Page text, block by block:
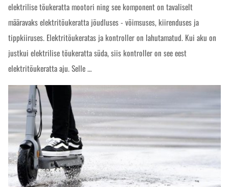
elektrilise tõukeratta mootori ning see komponent on tavaliselt
määravaks elektritõukeratta jõudluses - võimsuses, kiirenduses ja
tippkiiruses. Elektritõukeratas ja kontroller on lahutamatud. Kui aku on
justkui elektrilise tõukeratta süda, siis kontroller on see eest
elektritõukeratta aju. Selle …
READ MORE"Kontroller
ja
elektritõukeratas
-
mis
on
kontroller?"